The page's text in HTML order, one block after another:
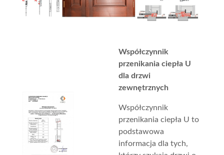
Współczynnik
przenikania ciepła U
dla drzwi
zewnętrznych
Współczynnik
przenikania ciepła U to
podstawowa
informacja dla tych,